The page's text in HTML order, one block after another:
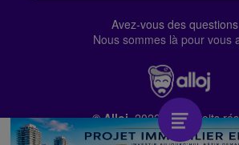
Avez-vous des
Nous sommes là pour vous
© Alloj.2022 Tous droits